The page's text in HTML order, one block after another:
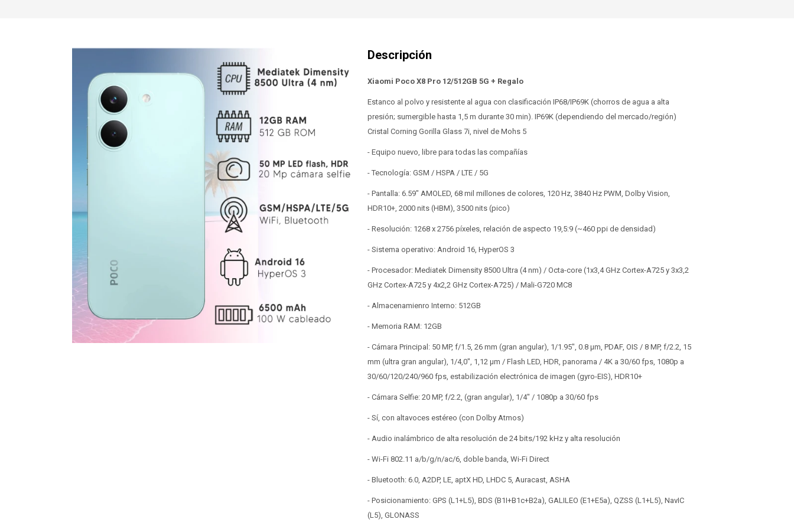
Xiaomi Poco X8 Pro 12/512GB 5G + Regalo
Estanco al polvo y resistente al agua con clasificación IP68/IP69K (chorros de agua a alta
presión; sumergible hasta 1,5 m durante 30 min). IP69K (dependiendo del mercado/región)
Cristal Corning Gorilla Glass 7i, nivel de Mohs 5
- Equipo nuevo, libre para todas las compañías
- Tecnología: GSM / HSPA / LTE / 5G
- Pantalla: 6.59" AMOLED, 68 mil millones de colores, 120 Hz, 3840 Hz PWM, Dolby Vision,
HDR10+, 2000 nits (HBM), 3500 nits (pico)
- Resolución: 1268 x 2756 píxeles, relación de aspecto 19,5:9 (~460 ppi de densidad)
- Sistema operativo: Android 16, HyperOS 3
- Procesador: Mediatek Dimensity 8500 Ultra (4 nm) / Octa-core (1x3,4 GHz Cortex-A725 y 3x3,2
GHz Cortex-A725 y 4x2,2 GHz Cortex-A725) / Mali-G720 MC8
- Almacenamienro Interno: 512GB
- Memoria RAM: 12GB
- Cámara Principal: 50 MP, f/1.5, 26 mm (gran angular), 1/1.95", 0.8 µm, PDAF, OIS / 8 MP, f/2.2, 15
mm (ultra gran angular), 1/4,0", 1,12 µm / Flash LED, HDR, panorama / 4K a 30/60 fps, 1080p a
30/60/120/240/960 fps, estabilización electrónica de imagen (gyro-EIS), HDR10+
- Cámara Selfie: 20 MP, f/2.2, (gran angular), 1/4" / 1080p a 30/60 fps
- Sí, con altavoces estéreo (con Dolby Atmos)
- Audio inalámbrico de alta resolución de 24 bits/192 kHz y alta resolución
- Wi-Fi 802.11 a/b/g/n/ac/6, doble banda, Wi-Fi Direct
- Bluetooth: 6.0, A2DP, LE, aptX HD, LHDC 5, Auracast, ASHA
- Posicionamiento: GPS (L1+L5), BDS (B1I+B1c+B2a), GALILEO (E1+E5a), QZSS (L1+L5), NavIC
(L5), GLONASS